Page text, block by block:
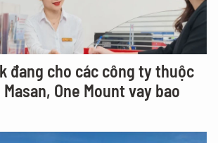
đang cho các công ty thuộc
One Mount vay bao